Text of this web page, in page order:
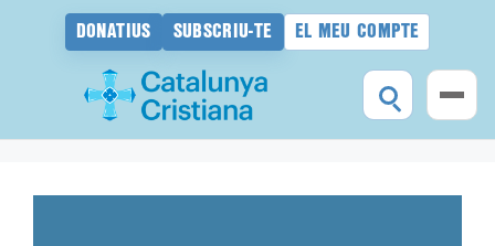
DONATIUS SUBSCRIU-TE EL MEU COMPTE